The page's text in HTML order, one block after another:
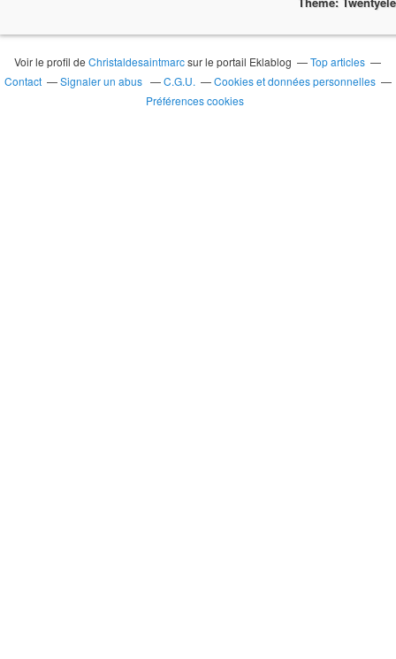
Voir le profil deChristaldesaintmarcsur le portail Eklablog
Top articles
Contact
Signaler un abus C.G.U.
Cookies et données personnelles
Préférences cookies